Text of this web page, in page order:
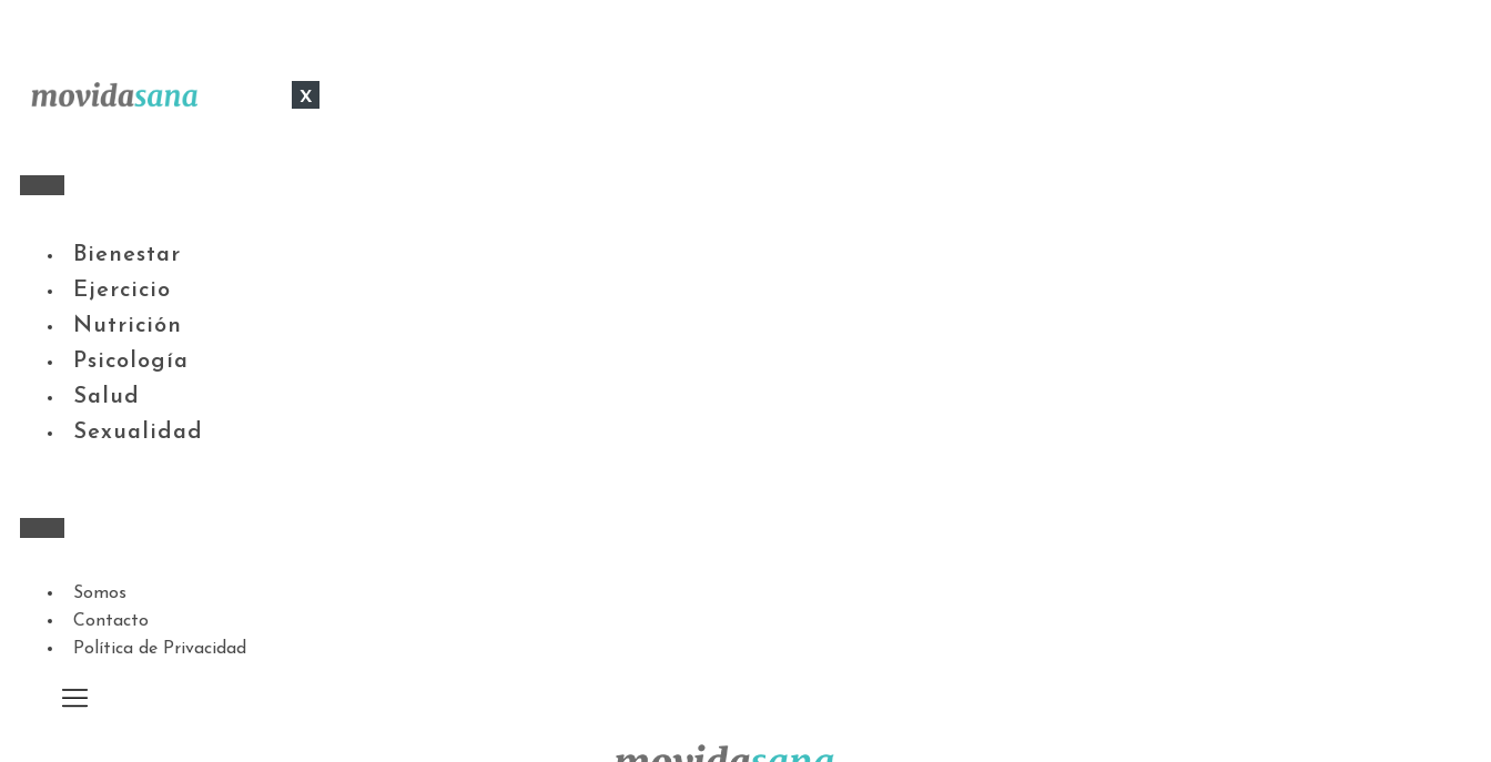
x
Bienestar
Ejercicio
Nutrición
Psicología
Salud
Sexualidad
Somos
Contacto
Política de Privacidad